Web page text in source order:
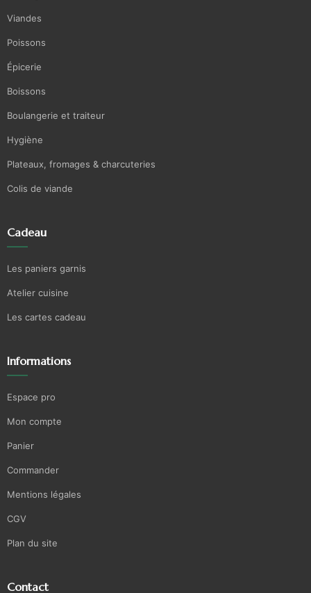
Viandes
Poissons
Épicerie
Boissons
Boulangerie et traiteur
Hygiène
Plateaux, fromages & charcuteries
Colis de viande
Cadeau
Les paniers garnis
Atelier cuisine
Les cartes cadeau
Informations
Espace pro
Mon compte
Panier
Commander
Mentions légales
CGV
Plan du site
Contact